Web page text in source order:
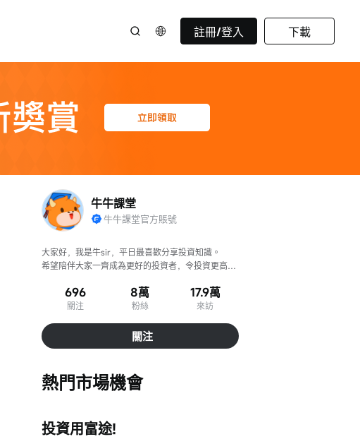
註冊/登入 下載
牛牛課堂
牛牛課堂官方賬號
大家好，我是牛sir，平日最喜歡分享投資知識。
希望陪伴大家一齊成為更好的投資者，令投資更高
696
關注
8萬
粉絲
17.9萬
來訪
關注
熱門市場機會
投資用富途!